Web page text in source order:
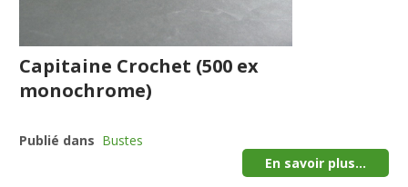
Capitaine Crochet (500 ex
monochrome)
Publié dans Bustes
En savoir plus...